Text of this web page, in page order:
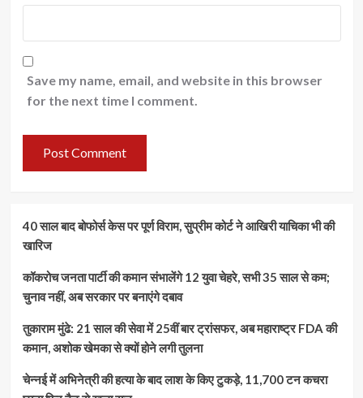
Save my name, email, and website in this browser
for the next time I comment.
40 साल बाद बोफोर्स केस पर पूर्ण विराम, सुप्रीम कोर्ट ने आखिरी याचिका भी की
खारिज
कॉकरोच जनता पार्टी की कमान संभालेंगे 12 युवा चेहरे, सभी 35 साल से कम;
चुनाव नहीं, अब सरकार पर बनाएंगे दबाव
तुकाराम मुंढे: 21 साल की सेवा में 25वीं बार ट्रांसफर, अब महाराष्ट्र FDA की
कमान, अशोक खेमका से क्यों होने लगी तुलना
चेन्नई में अभिनेत्री की हत्या के बाद लाश के किए टुकड़े, 11,700 टन कचरा